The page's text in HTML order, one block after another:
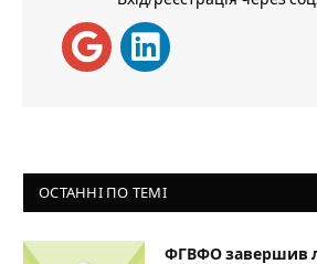
ОСТАННІ ПО ТЕМІ
ФГВФО завершив